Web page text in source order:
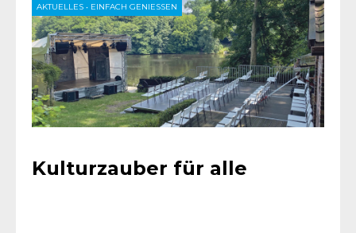
AKTUELLES • EINFACH GENIESSEN
Kulturzauber für alle